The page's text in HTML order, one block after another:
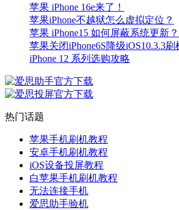
苹果 iPhone 16e来了！
苹果iPhone不越狱怎么虚拟定位？
苹果 iPhone15 如何屏蔽系统更新
苹果关闭iPhone6S降级iOS10.3.3刷
iPhone 12 系列选购攻略
热门话题
苹果手机刷机教程
安卓手机刷机教程
iOS设备投屏教程
白苹果手机刷机教程
无法连接手机
爱思助手验机